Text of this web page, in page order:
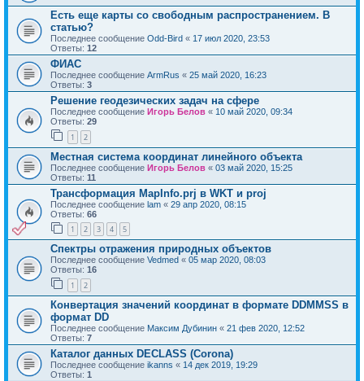
Есть еще карты со свободным распространением. В
статью?
Последнее сообщение Odd-Bird « 17 июл 2020, 23:53
Ответы: 12
ФИАС
Последнее сообщение ArmRus « 25 май 2020, 16:23
Ответы: 3
Решение геодезических задач на сфере
Последнее сообщение Игорь Белов « 10 май 2020, 09:34
Ответы: 29
1 2
Местная система координат линейного объекта
Последнее сообщение Игорь Белов « 03 май 2020, 15:25
Ответы: 11
Трансформация MapInfo.prj в WKT и proj
Последнее сообщение lam « 29 апр 2020, 08:15
Ответы: 66
1 2 3 4 5
Спектры отражения природных объектов
Последнее сообщение Vedmed « 05 мар 2020, 08:03
Ответы: 16
1 2
Конвертация значений координат в формате DDMMSS в
формат DD
Последнее сообщение Максим Дубинин « 21 фев 2020, 12:52
Ответы: 7
Каталог данных DECLASS (Corona)
Последнее сообщение ikanns « 14 дек 2019, 19:29
Ответы: 1